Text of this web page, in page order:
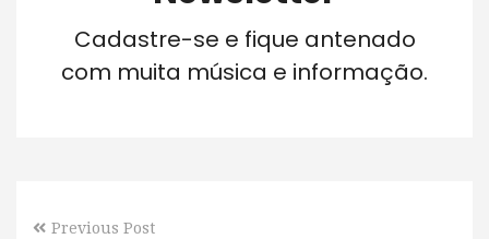
Cadastre-se e fique antenado
com muita música e informação.
Previous Post